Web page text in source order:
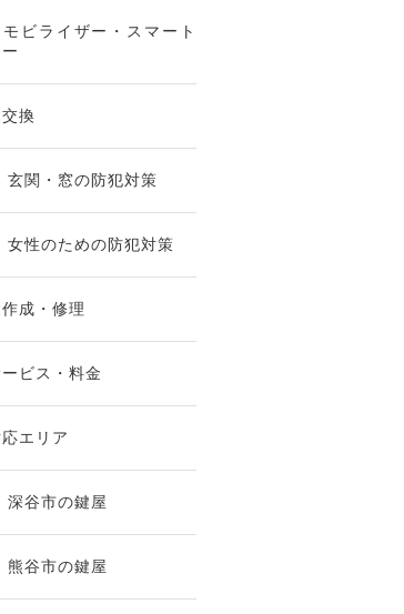
モビライザー・スマート
換
玄関・窓の防犯対策
女性のための防犯対策
成・修理
ビス・料金
エリア
深谷市の鍵屋
熊谷市の鍵屋